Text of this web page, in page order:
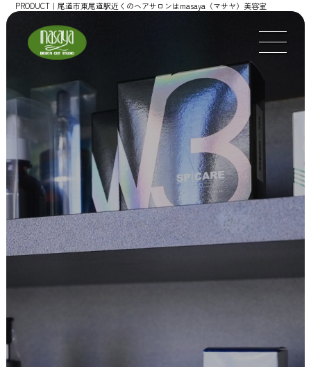
PRODUCT｜尾道市東尾道駅近くのヘアサロンはmasaya（マサヤ）美容室